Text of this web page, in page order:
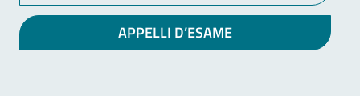
APPELLI D’ESAME